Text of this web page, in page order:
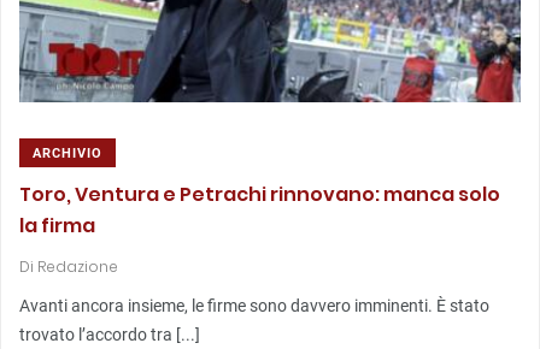
ARCHIVIO
Toro, Ventura e Petrachi rinnovano: manca solo
la firma
Di Redazione
Avanti ancora insieme, le firme sono davvero imminenti. È stato
trovato l’accordo tra [...]